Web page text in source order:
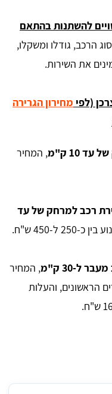
להשתנות בהתאם
סוג הרכב, גודלו ומשקלו,
את השירות.
(לפי מחירון הגרירה
10 ק"מ
, המחיר
רכב למרחק של עד
ל-450 ש"ח.
ל-30 ק"מ
, המחיר
30 הקילומטרים הראשונים, והעלות